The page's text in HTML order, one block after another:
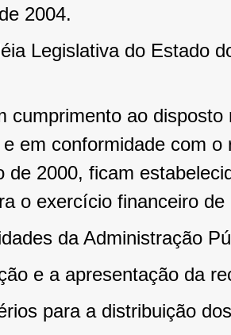
2004.
Legislativa do Estado
cumprimento ao
em conformidade com o
de 2000, ficam
o exercício financeiro
da Administração
e a apresentação da
para a distribuição